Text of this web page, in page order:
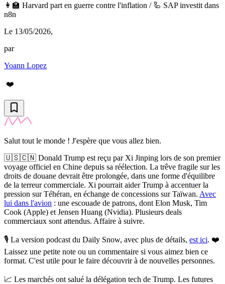
👩‍🏫 Harvard part en guerre contre l'inflation / 🦾 SAP investit dans
n8n
Le 13/05/2026,
par
Yoann Lopez
❤️
Salut tout le monde ! J'espère que vous allez bien.
🇺🇸🇨🇳 Donald Trump est reçu par Xi Jinping lors de son premier
voyage officiel en Chine depuis sa réélection. La trêve fragile sur les
droits de douane devrait être prolongée, dans une forme d'équilibre
de la terreur commerciale. Xi pourrait aider Trump à accentuer la
pression sur Téhéran, en échange de concessions sur Taïwan. Avec
lui dans l'avion : une escouade de patrons, dont Elon Musk, Tim
Cook (Apple) et Jensen Huang (Nvidia). Plusieurs deals
commerciaux sont attendus. Affaire à suivre.
🎙️ La version podcast du Daily Snow, avec plus de détails, est ici. ❤️
Laissez une petite note ou un commentaire si vous aimez bien ce
format. C'est utile pour le faire découvrir à de nouvelles personnes.
📈 Les marchés ont salué la délégation tech de Trump. Les futures